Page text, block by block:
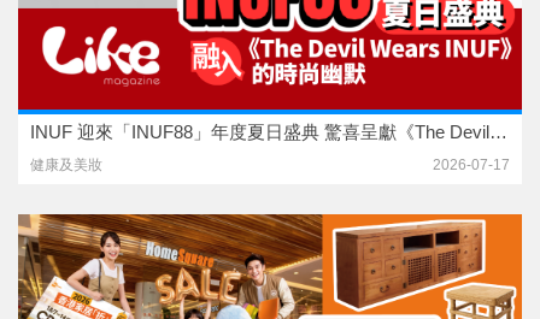
INUF 迎來「INUF88」年度夏日盛典 驚喜呈獻《The Devil Wears INUF》企劃
健康及美妝 2026-07-17